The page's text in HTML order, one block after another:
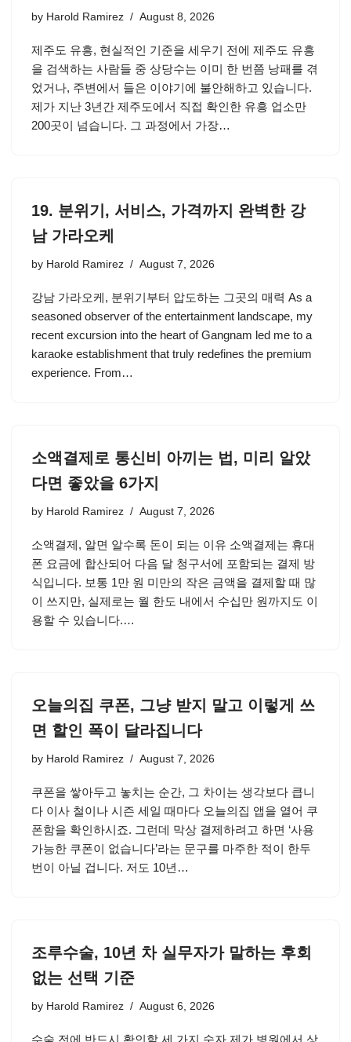
by Harold Ramirez August 8, 2026
제주도 유흥, 현실적인 기준을 세우기 전에 제주도 유흥
을 검색하는 사람들 중 상당수는 이미 한 번쯤 낭패를 겪
었거나, 주변에서 들은 이야기에 불안해하고 있습니다.
제가 지난 3년간 제주도에서 직접 확인한 유흥 업소만
200곳이 넘습니다. 그 과정에서 가장…
19. 분위기, 서비스, 가격까지 완벽한 강
남 가라오케
by Harold Ramirez August 7, 2026
강남 가라오케, 분위기부터 압도하는 그곳의 매력 As a
seasoned observer of the entertainment landscape, my
recent excursion into the heart of Gangnam led me to a
karaoke establishment that truly redefines the premium
experience. From…
소액결제로 통신비 아끼는 법, 미리 알았
다면 좋았을 6가지
by Harold Ramirez August 7, 2026
소액결제, 알면 알수록 돈이 되는 이유 소액결제는 휴대
폰 요금에 합산되어 다음 달 청구서에 포함되는 결제 방
식입니다. 보통 1만 원 미만의 작은 금액을 결제할 때 많
이 쓰지만, 실제로는 월 한도 내에서 수십만 원까지도 이
용할 수 있습니다.…
오늘의집 쿠폰, 그냥 받지 말고 이렇게 쓰
면 할인 폭이 달라집니다
by Harold Ramirez August 7, 2026
쿠폰을 쌓아두고 놓치는 순간, 그 차이는 생각보다 큽니
다 이사 철이나 시즌 세일 때마다 오늘의집 앱을 열어 쿠
폰함을 확인하시죠. 그런데 막상 결제하려고 하면 ‘사용
가능한 쿠폰이 없습니다’라는 문구를 마주한 적이 한두
번이 아닐 겁니다. 저도 10년…
조루수술, 10년 차 실무자가 말하는 후회
없는 선택 기준
by Harold Ramirez August 6, 2026
수술 전에 반드시 확인할 세 가지 숫자 제가 병원에서 상